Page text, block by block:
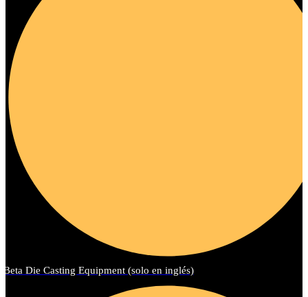
Beta Die Casting Equipment (solo en inglés)